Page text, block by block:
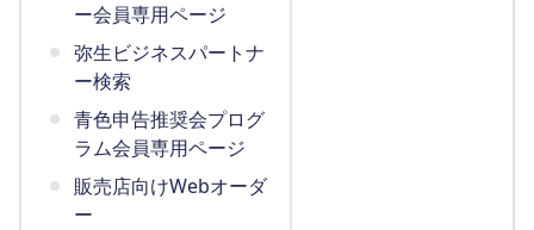
ー会員専用ページ
弥生ビジネスパートナ
ー検索
青色申告推奨会プログ
ラム会員専用ページ
販売店向けWebオーダ
ー